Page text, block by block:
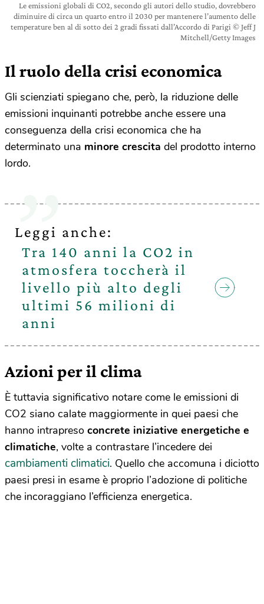
Le emissioni globali di CO2, secondo gli autori dello studio, dovrebbero
diminuire di circa un quarto entro il 2030 per mantenere l’aumento delle
temperature ben al di sotto dei 2 gradi fissati dall’Accordo di Parigi © Jeff J
Mitchell/Getty Images
Il ruolo della crisi economica
Gli scienziati spiegano che, però, la riduzione delle
emissioni inquinanti potrebbe anche essere una
conseguenza della crisi economica che ha
determinato una minore crescita del prodotto interno
lordo.
Leggi anche:
Tra 140 anni la CO2 in
atmosfera toccherà il
livello più alto degli
ultimi 56 milioni di
anni
Azioni per il clima
È tuttavia significativo notare come le emissioni di
CO2 siano calate maggiormente in quei paesi che
hanno intrapreso concrete iniziative energetiche e
climatiche, volte a contrastare l’incedere dei
cambiamenti climatici. Quello che accomuna i diciotto
paesi presi in esame è proprio l’adozione di politiche
che incoraggiano l’efficienza energetica.